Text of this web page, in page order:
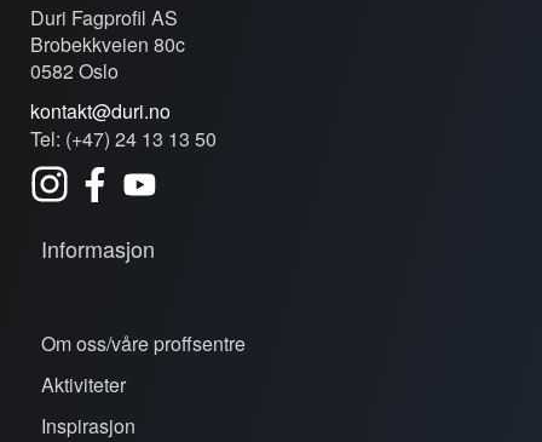
Duri Fagprofil AS
Brobekkveien 80c
0582 Oslo
kontakt@duri.no
Tel: (+47) 24 13 13 50
Informasjon
Om oss/våre proffsentre
Aktiviteter
Inspirasjon